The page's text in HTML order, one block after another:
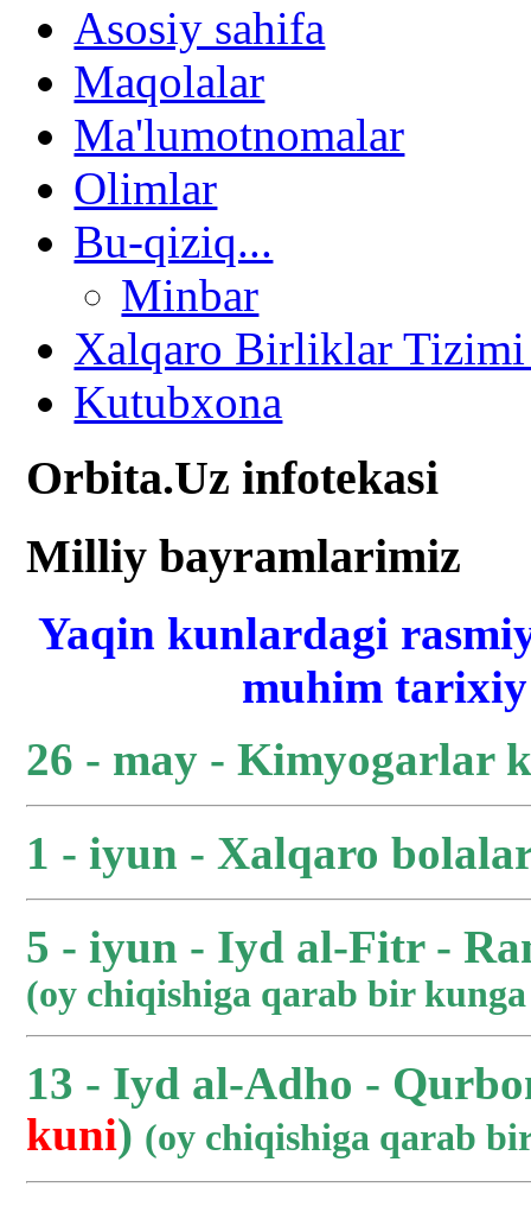
Asosiy sahifa
Maqolalar
Ma'lumotnomalar
Olimlar
Bu-qiziq...
Minbar
Xalqaro Birliklar
Kutubxona
Orbita.Uz infotekasi
Milliy bayramlarimiz
Yaqin kunlardagi
muhim
26 - may - Kimyogarlar
1 - iyun - Xalqaro
5 - iyun - Iyd al-Fitr -
(oy chiqishiga qarab bir
13 - Iyd al-Adho -
kuni) (oy chiqishiga qarab